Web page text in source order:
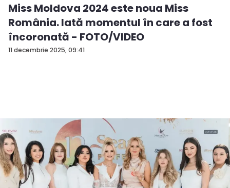
11 decembrie 2025, 09:41
Miss Moldova 2024 este noua Miss
România. Iată momentul în care a fost
încoronată - FOTO/VIDEO